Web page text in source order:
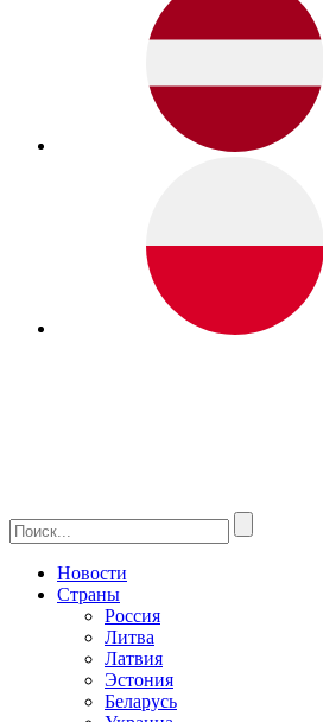
Новости
Страны
Россия
Литва
Латвия
Эстония
Беларусь